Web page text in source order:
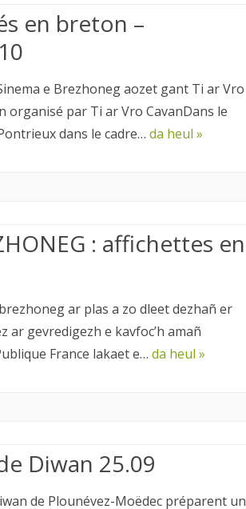
en breton –
e Brezhoneg aozet gant Ti ar Vro
organisé par Ti ar Vro CavanDans le
dans le cadre… da heul »
: affichettes en
ar plas a zo dleet dezhañ er
ar gevredigezh e kavfoc’h amañ
France lakaet e… da heul »
Diwan 25.09
de Plounévez-Moëdec préparent un